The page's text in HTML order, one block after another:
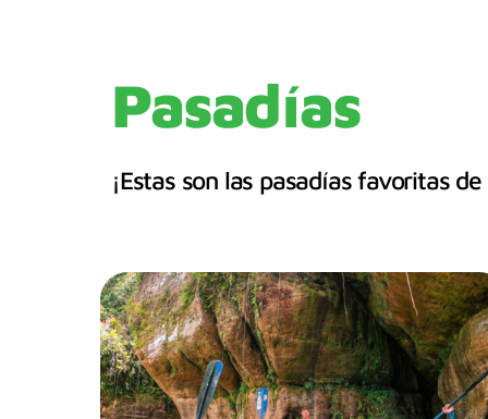
Pasadías
¡Estas son las pasadías favoritas